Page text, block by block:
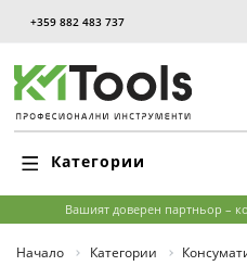
+359 882 483 737
Категории
Вашият доверен партньор –
Начало Категории